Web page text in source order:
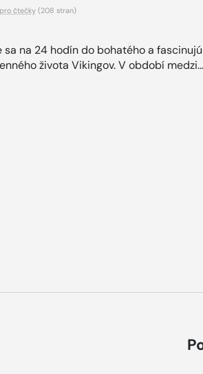
pro čtečky(208 stran)
sa na 24 hodín do bohatého a
života Vikingov. V období medzi...